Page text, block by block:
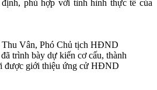
phù hợp với tình hình thực tế của
Vân, Phó Chủ tịch HĐND
trình bày dự kiến cơ cấu, thành
được giới thiệu ứng cử HĐND